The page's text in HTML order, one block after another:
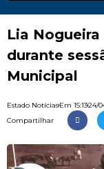
Lia
durante
Municipal
Estado NotíciasEm 15:1324/
Compartilhar